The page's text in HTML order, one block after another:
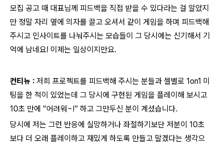
모집 공고 때 대표님께 피드백을 직접 받을 수 있다라는 걸 알았지
만 정말 자리 옆에 의자를 끌고 오셔서 같이 게임을 하며 피드백해
주시고 인사이트를 나눠주시는 모습들이 그 당시에는 신기해서 기
억에 남네요! 이제는 일상이지만요.
컨티뉴 : 저희 프로젝트를 피드백해 주시는 분들과 셀별로 1on1 미
팅을 한 적이 있었는데 그 당시에 구현된 게임을 플레이해 보시고
10초 만에 “어려워~!” 하고 그만두신 분이 계셨습니다.
당시에 저는 그런 반응에 실망하거나 좌절하기보단 저분이 10초
보다 더 오래 플레이하고 재밌게 하도록 만들고 말겠다는 생각으